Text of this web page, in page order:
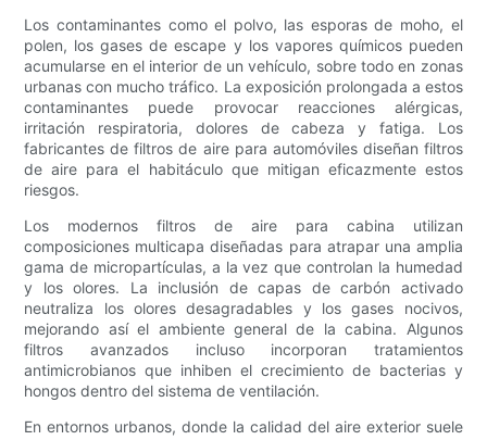
Los contaminantes como el polvo, las esporas de moho, el
polen, los gases de escape y los vapores químicos pueden
acumularse en el interior de un vehículo, sobre todo en zonas
urbanas con mucho tráfico. La exposición prolongada a estos
contaminantes puede provocar reacciones alérgicas,
irritación respiratoria, dolores de cabeza y fatiga. Los
fabricantes de filtros de aire para automóviles diseñan filtros
de aire para el habitáculo que mitigan eficazmente estos
riesgos.
Los modernos filtros de aire para cabina utilizan
composiciones multicapa diseñadas para atrapar una amplia
gama de micropartículas, a la vez que controlan la humedad
y los olores. La inclusión de capas de carbón activado
neutraliza los olores desagradables y los gases nocivos,
mejorando así el ambiente general de la cabina. Algunos
filtros avanzados incluso incorporan tratamientos
antimicrobianos que inhiben el crecimiento de bacterias y
hongos dentro del sistema de ventilación.
En entornos urbanos, donde la calidad del aire exterior suele